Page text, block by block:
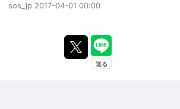
sos_jp 2017-04-01 00:00